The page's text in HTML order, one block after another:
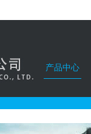
产品中心